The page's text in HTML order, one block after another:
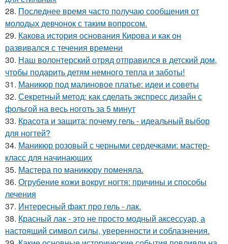
28. Последнее время часто получаю сообщения от
молодых девчонок с таким вопросом.
29. Какова история основания Кирова и как он
развивался с течения времени
30. Наш волонтерский отряд отправился в детский дом,
чтобы подарить детям немного тепла и заботы!
31. Маникюр под малиновое платье: идеи и советы
32. Секретный метод: как сделать экспресс дизайн с
фольгой на весь ноготь за 5 минут
33. Красота и защита: почему гель - идеальный выбор
для ногтей?
34. Маникюр розовый с черными сердечками: мастер-
класс для начинающих
35. Мастера по маникюру поменяла.
36. Огрубение кожи вокруг ногтя: причины и способы
лечения
37. Интересный факт про гель - лак.
38. Красный лак - это не просто модный аксессуар, а
настоящий символ силы, уверенности и соблазнения.